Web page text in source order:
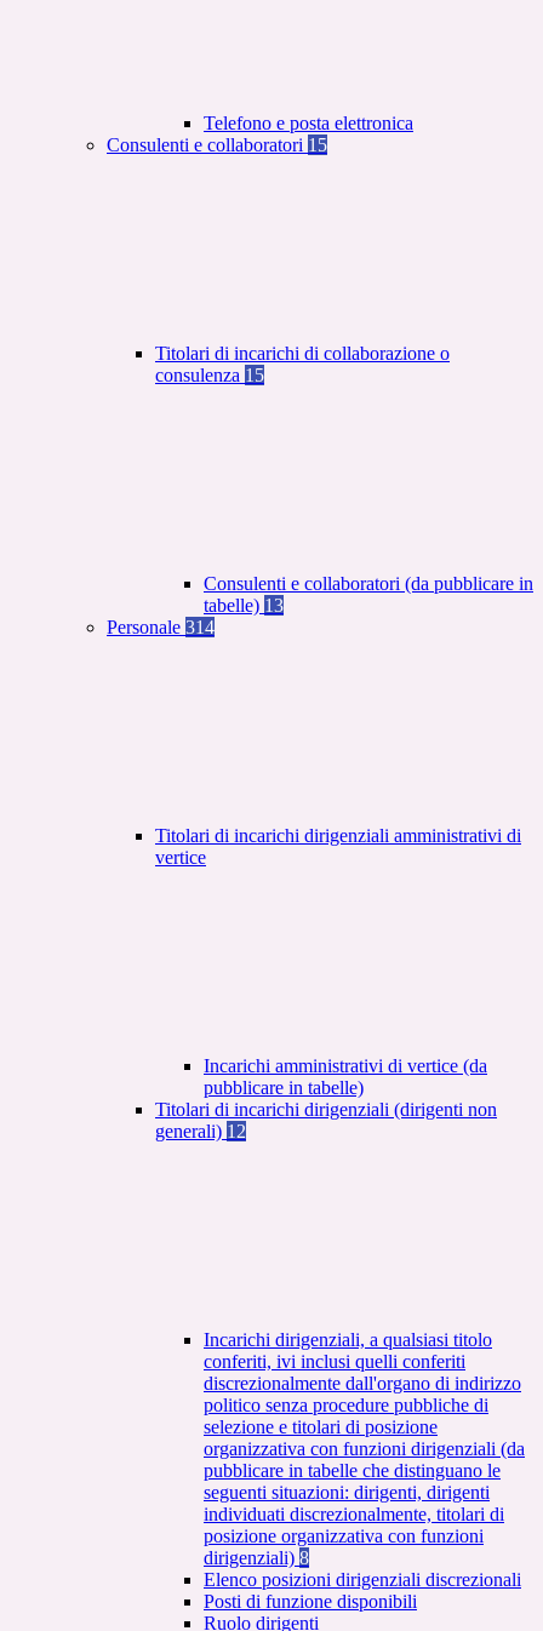
Telefono e posta elettronica
Consulenti e collaboratori 15
Titolari di incarichi di collaborazione o
consulenza 15
Consulenti e collaboratori (da pubblicare in
tabelle) 13
Personale 314
Titolari di incarichi dirigenziali amministrativi di
vertice
Incarichi amministrativi di vertice (da
pubblicare in tabelle)
Titolari di incarichi dirigenziali (dirigenti non
generali) 12
Incarichi dirigenziali, a qualsiasi titolo
conferiti, ivi inclusi quelli conferiti
discrezionalmente dall'organo di indirizzo
politico senza procedure pubbliche di
selezione e titolari di posizione
organizzativa con funzioni dirigenziali (da
pubblicare in tabelle che distinguano le
seguenti situazioni: dirigenti, dirigenti
individuati discrezionalmente, titolari di
posizione organizzativa con funzioni
dirigenziali) 8
Elenco posizioni dirigenziali discrezionali
Posti di funzione disponibili
Ruolo dirigenti